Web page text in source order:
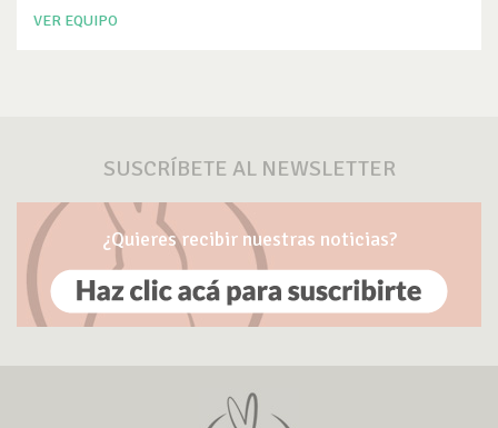
VER EQUIPO
SUSCRÍBETE AL NEWSLETTER
¿Quieres recibir nuestras noticias?